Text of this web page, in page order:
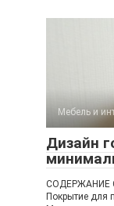
Мебель и
Дизайн
СОДЕРЖАНИЕ
Покрытие для